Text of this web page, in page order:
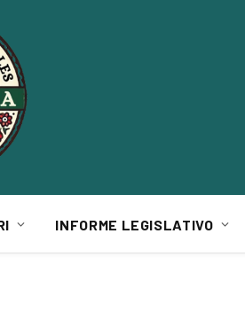
INFORME LEGISLATIVO